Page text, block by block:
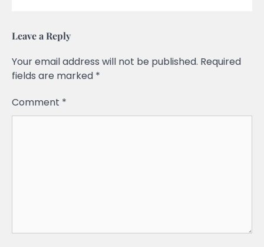
Leave a Reply
Your email address will not be published. Required
fields are marked *
Comment *